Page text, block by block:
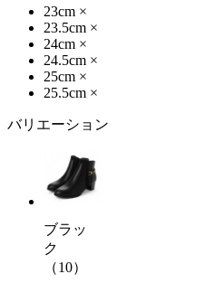
23cm ×
23.5cm ×
24cm ×
24.5cm ×
25cm ×
25.5cm ×
バリエーション
ブラッ
ク
（10）